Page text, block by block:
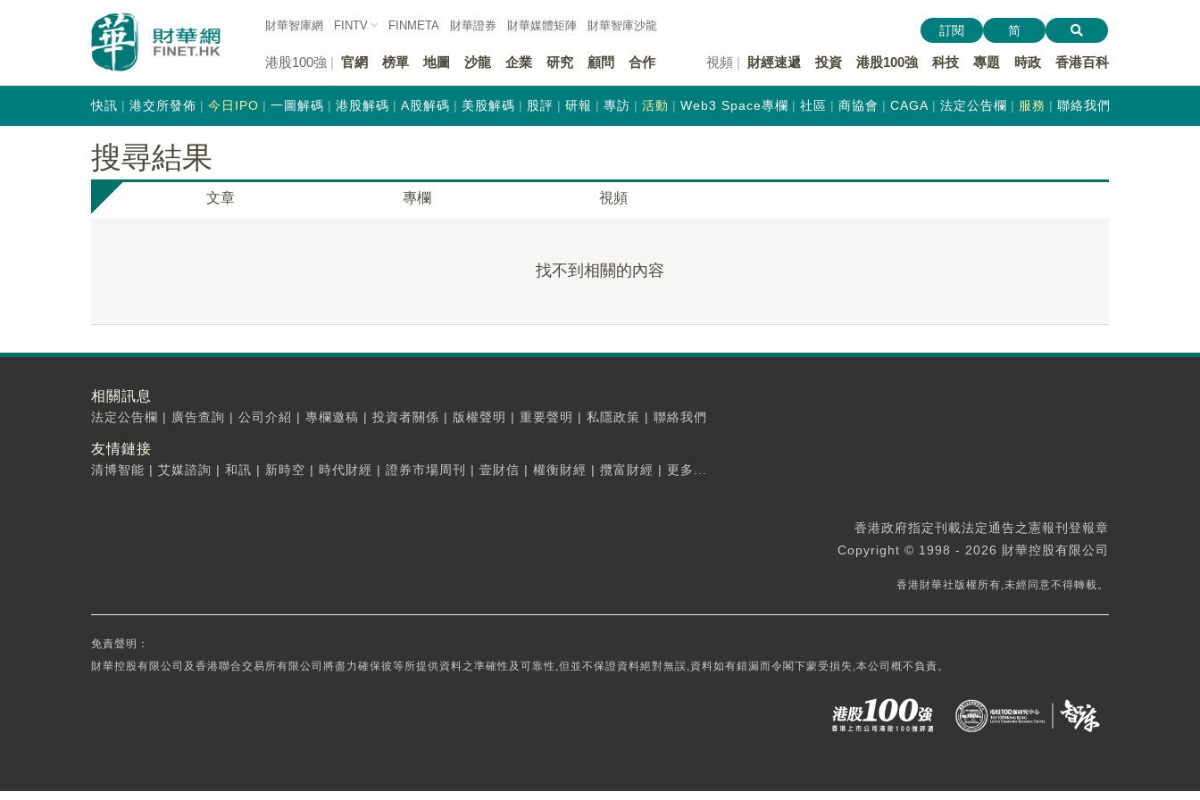
財華智庫網 FINTV FINMETA 財華證券 財華媒體矩陣 財華智庫沙龍
港股100強 官網 榜單 地圖 沙龍 企業 研究 顧問 合作 視頻 財經速遞 投資 港股100強 科技 專題 時政 香港百科
訂閱 简
快訊 港交所發佈 今日IPO 一圖解碼 港股解碼 A股解碼 美股解碼 股評 研報 專訪 活動 Web3 Space專欄 社區 商協會 CAGA 法定公告欄 服務 聯絡我們
搜尋結果
文章 專欄 視頻
找不到相關的內容
相關訊息
法定公告欄 | 廣告查詢 | 公司介紹 | 專欄邀稿 | 投資者關係 | 版權聲明 | 重要聲明 | 私隱政策 | 聯絡我們
友情鏈接
清博智能 | 艾媒諮詢 | 和訊 | 新時空 | 時代財經 | 證券市場周刊 | 壹財信 | 權衡財經 | 攬富財經 | 更多...
香港政府指定刊載法定通告之憲報刊登報章
Copyright © 1998 - 2026 財華控股有限公司
香港財華社版權所有,未經同意不得轉載。
免責聲明：
財華控股有限公司及香港聯合交易所有限公司將盡力確保彼等所提供資料之準確性及可靠性,但並不保證資料絕對無誤,資料如有錯漏而令閣下蒙受損失,本公司概不負責。